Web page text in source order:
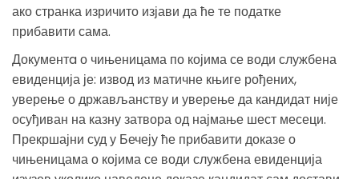
ако странка изричито изјави да ће те податке
прибавити сама.
Документa о чињеницама по којима се води службена
евиденција је: извод из матичне књиге рођених,
уверење о држављанству и уверење да кандидат није
осуђиван на казну затвора од најмање шест месеци.
Прекршајни суд у Бечеју ће прибавити доказе о
чињеницама о којима се води службена евиденција